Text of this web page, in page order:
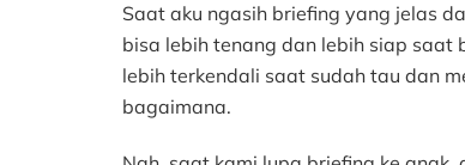
Saat aku ngasih briefing yang jelas
bisa lebih tenang dan lebih siap saat
lebih terkendali saat sudah tau dan
bagaimana.